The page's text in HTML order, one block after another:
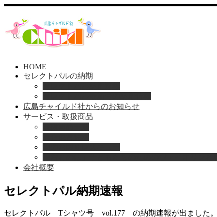
HOME
セレクトパルの納期
広島チャイルド社からのお知らせ
サービス・取扱商品
会社概要
Home
お知らせ
セレクトパル納期速報
Aug
セレクトパル納期速報
セレクトパル Tシャツ号 vol.177 の納期速報が出ました。